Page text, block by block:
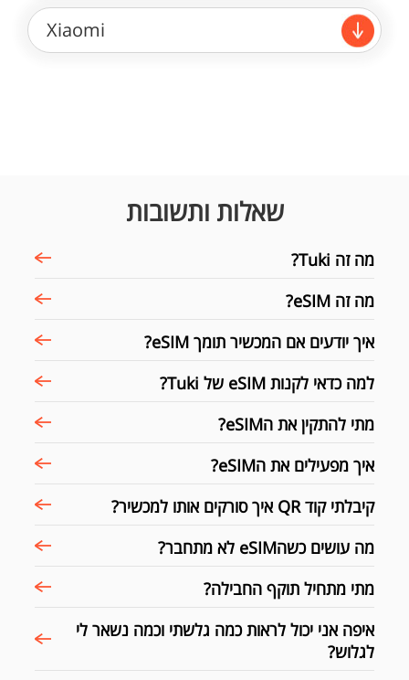
Xiaomi
שאלות ותשובות
מה זה Tuki?
מה זה eSIM?
איך יודעים אם המכשיר תומך eSIM?
למה כדאי לקנות eSIM של Tuki?
מתי להתקין את הeSIM?
איך מפעילים את הeSIM?
קיבלתי קוד QR איך סורקים אותו למכשיר?
מה עושים כשהeSIM לא מתחבר?
מתי מתחיל תוקף החבילה?
איפה אני יכול לראות כמה גלשתי וכמה נשאר לי
לגלוש?